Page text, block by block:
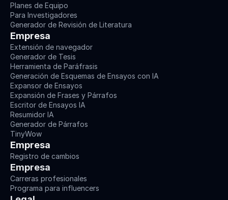
Planes de Equipo
Para Investigadores
Generador de Revisión de Literatura
Empresa
Extensión de navegador
Generador de Tesis
Herramienta de Paráfrasis
Generación de Esquemas de Ensayos con IA
Expansor de Ensayos
Expansión de Frases y Párrafos
Escritor de Ensayos IA
Resumidor IA
Generador de Párrafos
TinyWow
Empresa
Registro de cambios
Empresa
Carreras profesionales
Programa para influencers